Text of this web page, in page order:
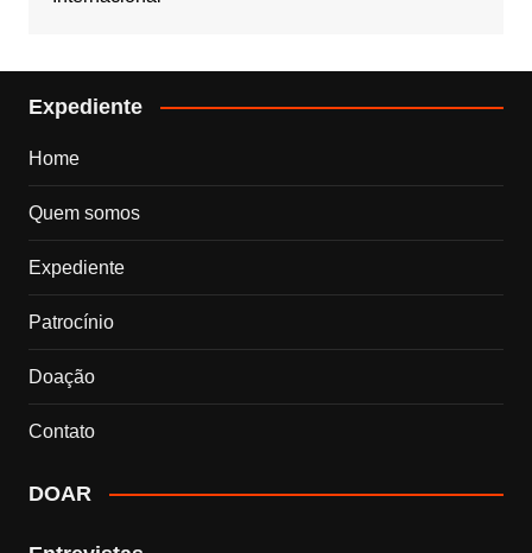
Expediente
Home
Quem somos
Expediente
Patrocínio
Doação
Contato
DOAR